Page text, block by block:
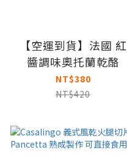
【空運到貨】法國 紅
醬調味奧托蘭乾酪
NT$380
NT$420